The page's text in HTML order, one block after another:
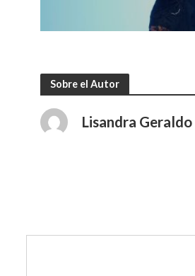
Sobre el Autor
Lisandra Geraldo